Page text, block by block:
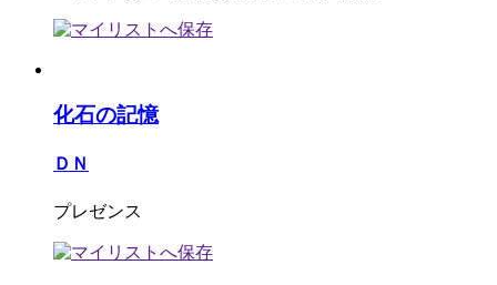
化石の記憶
ＤＮ
プレゼンス